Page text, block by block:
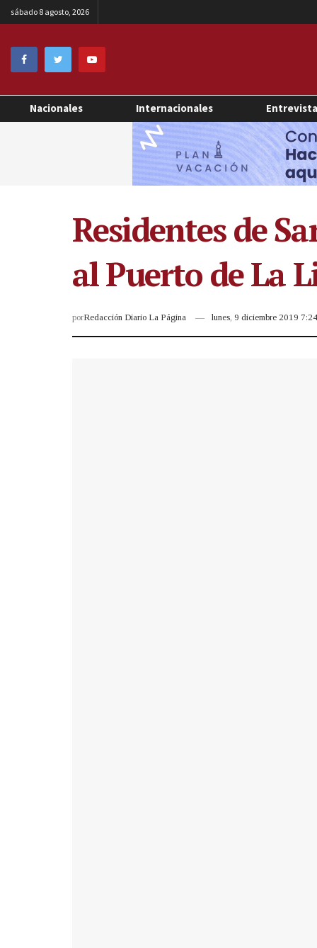
sábado 8 agosto, 2026
Nacionales Internacionales
Residentes de
al Puerto de La
porRedacción Diario La Página lunes, 9 diciembre 2019